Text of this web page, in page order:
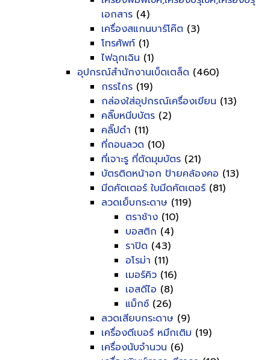
เอกสาร (4)
เครื่องสแกนบาร์โค๊ต (3)
โทรศัพท์ (1)
ไฟฉุกเฉิน (1)
อุปกรณ์สำนักงานเบ็ดเตล็ด (460)
กรรไกร (19)
กล่องใส่อุปกรณ์เครื่องเขียน (13)
คลิ๊บหนีบบัตร (2)
คลิ๊ปดำ (11)
ที่ถอนลวด (10)
ที่เจาะรู ที่ตัดมุมบัตร (21)
บัตรติดหน้าอก ป้ายคล้องคอ (13)
มีดคัตเตอร์ ใบมีดคัตเตอร์ (81)
ลวดเย็บกระดาษ (119)
ตราช้าง (10)
บอสติก (4)
ราปิด (43)
อโรม่า (11)
เมอร์คิว (16)
เอสดีไอ (8)
แม็กซ์ (26)
ลวดเสียบกระดาษ (9)
เครื่องตีเบอร์ หมึกเติม (19)
เครื่องนับจำนวน (6)